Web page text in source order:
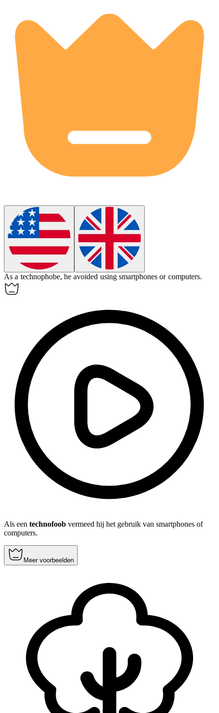
As a technophobe, he avoided using smartphones or computers.
Als een technofoob vermeed hij het gebruik van smartphones of
computers.
Meer voorbeelden